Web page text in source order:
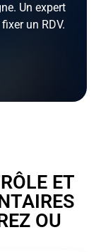
Un expert
un RDV.
ET
OU